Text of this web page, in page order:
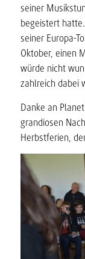
seiner
begeistert
seiner Europa-
Oktober, einen
würde nicht
zahlreich dabei
Danke an
grandiosen
Herbstferien,